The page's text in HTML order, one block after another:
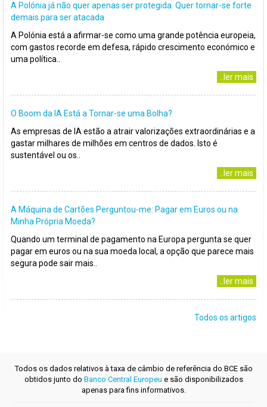
A Polónia já não quer apenas ser protegida. Quer tornar-se forte
demais para ser atacada
A Polónia está a afirmar-se como uma grande potência europeia,
com gastos recorde em defesa, rápido crescimento económico e
uma política..
..ler mais
O Boom da IA Está a Tornar-se uma Bolha?
As empresas de IA estão a atrair valorizações extraordinárias e a
gastar milhares de milhões em centros de dados. Isto é
sustentável ou os..
..ler mais
A Máquina de Cartões Perguntou-me: Pagar em Euros ou na
Minha Própria Moeda?
Quando um terminal de pagamento na Europa pergunta se quer
pagar em euros ou na sua moeda local, a opção que parece mais
segura pode sair mais..
..ler mais
Todos os artigos
Todos os dados relativos à taxa de câmbio de referência do BCE são
obtidos junto do Banco Central Europeu e são disponibilizados
apenas para fins informativos.